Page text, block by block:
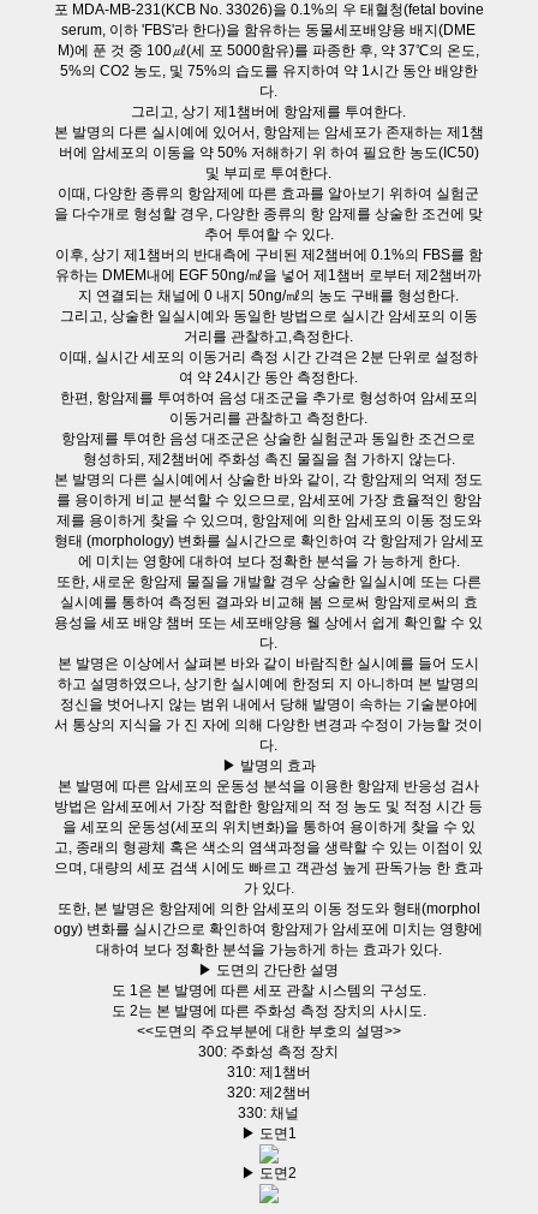
포 MDA-MB-231(KCB No. 33026)을 0.1%의 우 태혈청(fetal bovine
serum, 이하 'FBS'라 한다)을 함유하는 동물세포배양용 배지(DME
M)에 푼 것 중 100㎕(세 포 5000함유)를 파종한 후, 약 37℃의 온도,
5%의 CO2 농도, 및 75%의 습도를 유지하여 약 1시간 동안 배양한
다.
그리고, 상기 제1챔버에 항암제를 투여한다.
본 발명의 다른 실시예에 있어서, 항암제는 암세포가 존재하는 제1챔
버에 암세포의 이동을 약 50% 저해하기 위 하여 필요한 농도(IC50)
및 부피로 투여한다.
이때, 다양한 종류의 항암제에 따른 효과를 알아보기 위하여 실험군
을 다수개로 형성할 경우, 다양한 종류의 항 암제를 상술한 조건에 맞
추어 투여할 수 있다.
이후, 상기 제1챔버의 반대측에 구비된 제2챔버에 0.1%의 FBS를 함
유하는 DMEM내에 EGF 50ng/㎖을 넣어 제1챔버 로부터 제2챔버까
지 연결되는 채널에 0 내지 50ng/㎖의 농도 구배를 형성한다.
그리고, 상술한 일실시예와 동일한 방법으로 실시간 암세포의 이동
거리를 관찰하고,측정한다.
이때, 실시간 세포의 이동거리 측정 시간 간격은 2분 단위로 설정하
여 약 24시간 동안 측정한다.
한편, 항암제를 투여하여 음성 대조군을 추가로 형성하여 암세포의
이동거리를 관찰하고 측정한다.
항암제를 투여한 음성 대조군은 상술한 실험군과 동일한 조건으로
형성하되, 제2챔버에 주화성 촉진 물질을 첨 가하지 않는다.
본 발명의 다른 실시예에서 상술한 바와 같이, 각 항암제의 억제 정도
를 용이하게 비교 분석할 수 있으므로, 암세포에 가장 효율적인 항암
제를 용이하게 찾을 수 있으며, 항암제에 의한 암세포의 이동 정도와
형태 (morphology) 변화를 실시간으로 확인하여 각 항암제가 암세포
에 미치는 영향에 대하여 보다 정확한 분석을 가 능하게 한다.
또한, 새로운 항암제 물질을 개발할 경우 상술한 일실시예 또는 다른
실시예를 통하여 측정된 결과와 비교해 봄 으로써 항암제로써의 효
용성을 세포 배양 챔버 또는 세포배양용 웰 상에서 쉽게 확인할 수 있
다.
본 발명은 이상에서 살펴본 바와 같이 바람직한 실시예를 들어 도시
하고 설명하였으나, 상기한 실시예에 한정되 지 아니하며 본 발명의
정신을 벗어나지 않는 범위 내에서 당해 발명이 속하는 기술분야에
서 통상의 지식을 가 진 자에 의해 다양한 변경과 수정이 가능할 것이
다.
▶ 발명의 효과
본 발명에 따른 암세포의 운동성 분석을 이용한 항암제 반응성 검사
방법은 암세포에서 가장 적합한 항암제의 적 정 농도 및 적정 시간 등
을 세포의 운동성(세포의 위치변화)을 통하여 용이하게 찾을 수 있
고, 종래의 형광체 혹은 색소의 염색과정을 생략할 수 있는 이점이 있
으며, 대량의 세포 검색 시에도 빠르고 객관성 높게 판독가능 한 효과
가 있다.
또한, 본 발명은 항암제에 의한 암세포의 이동 정도와 형태(morphol
ogy) 변화를 실시간으로 확인하여 항암제가 암세포에 미치는 영향에
대하여 보다 정확한 분석을 가능하게 하는 효과가 있다.
▶ 도면의 간단한 설명
도 1은 본 발명에 따른 세포 관찰 시스템의 구성도.
도 2는 본 발명에 따른 주화성 측정 장치의 사시도.
<<도면의 주요부분에 대한 부호의 설명>>
300: 주화성 측정 장치
310: 제1챔버
320: 제2챔버
330: 채널
▶ 도면1
▶ 도면2